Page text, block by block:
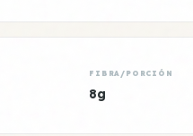
FIBRA/PORCIÓN
8g